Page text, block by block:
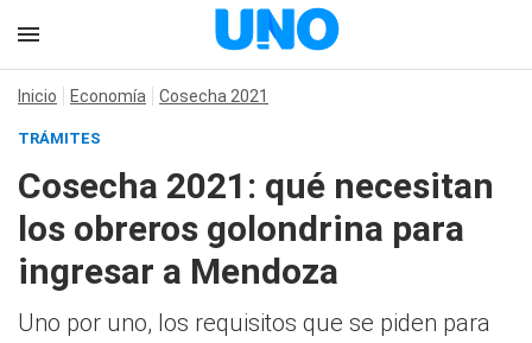
Inicio Economía Cosecha 2021
TRÁMITES
Cosecha 2021: qué necesitan
los obreros golondrina para
ingresar a Mendoza
Uno por uno, los requisitos que se piden para